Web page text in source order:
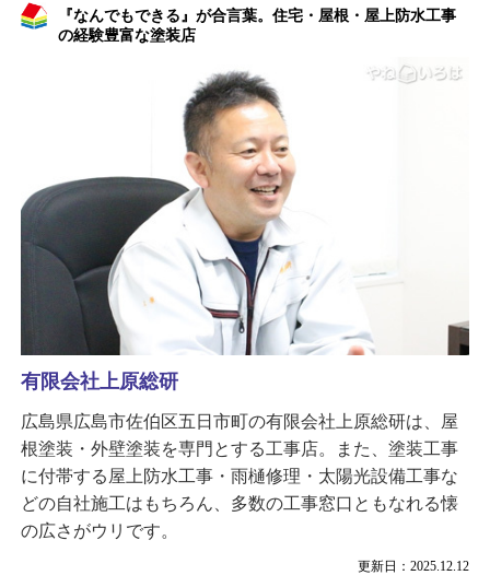
『なんでもできる』が合言葉。住宅・屋根・屋上防水工事
の経験豊富な塗装店
更新日：2025.12.12
有限会社上原総研
広島県広島市佐伯区五日市町の有限会社上原総研は、屋
根塗装・外壁塗装を専門とする工事店。また、塗装工事
に付帯する屋上防水工事・雨樋修理・太陽光設備工事な
どの自社施工はもちろん、多数の工事窓口ともなれる懐
の広さがウリです。